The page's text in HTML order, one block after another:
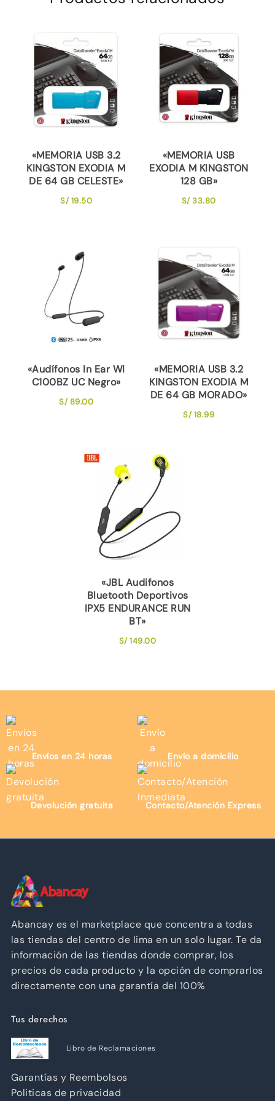
«MEMORIA USB 3.2
KINGSTON EXODIA M
DE 64 GB CELESTE»
S/19.50
«MEMORIA USB
EXODIA M KINGSTON
128 GB»
S/33.80
«Audífonos In Ear WI
C100BZ UC Negro»
S/89.00
«MEMORIA USB 3.2
KINGSTON EXODIA M
DE 64 GB MORADO»
S/18.99
«JBL Audifonos
Bluetooth Deportivos
IPX5 ENDURANCE RUN
BT»
S/ 149.00
Envíos en 24 horas Envío a domicilio
Devolución gratuita Contacto/Atención Express
Abancay es el marketplace que concentra a todas
las tiendas del centro de lima en un solo lugar. Te da
información de las tiendas donde comprar, los
precios de cada producto y la opción de comprarlos
directamente con una garantía del 100%
Tus derechos
Libro de Reclamaciones
Garantías y Reembolsos
Politicas de privacidad